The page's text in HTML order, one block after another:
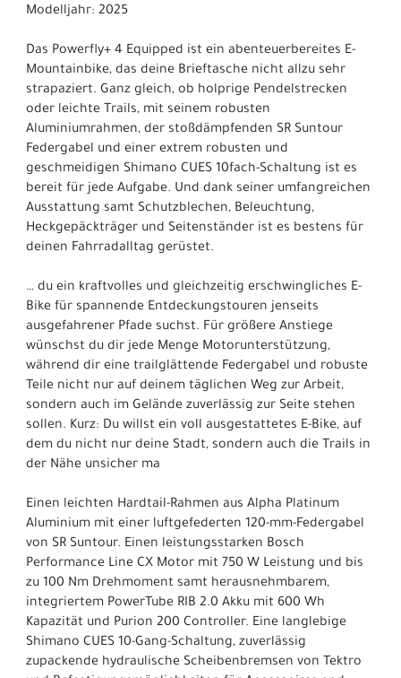
Modelljahr: 2025
Das Powerfly+ 4 Equipped ist ein abenteuerbereites E-
Mountainbike, das deine Brieftasche nicht allzu sehr
strapaziert. Ganz gleich, ob holprige Pendelstrecken
oder leichte Trails, mit seinem robusten
Aluminiumrahmen, der stoßdämpfenden SR Suntour
Federgabel und einer extrem robusten und
geschmeidigen Shimano CUES 10fach-Schaltung ist es
bereit für jede Aufgabe. Und dank seiner umfangreichen
Ausstattung samt Schutzblechen, Beleuchtung,
Heckgepäckträger und Seitenständer ist es bestens für
deinen Fahrradalltag gerüstet.
… du ein kraftvolles und gleichzeitig erschwingliches E-
Bike für spannende Entdeckungstouren jenseits
ausgefahrener Pfade suchst. Für größere Anstiege
wünschst du dir jede Menge Motorunterstützung,
während dir eine trailglättende Federgabel und robuste
Teile nicht nur auf deinem täglichen Weg zur Arbeit,
sondern auch im Gelände zuverlässig zur Seite stehen
sollen. Kurz: Du willst ein voll ausgestattetes E-Bike, auf
dem du nicht nur deine Stadt, sondern auch die Trails in
der Nähe unsicher ma
Einen leichten Hardtail-Rahmen aus Alpha Platinum
Aluminium mit einer luftgefederten 120-mm-Federgabel
von SR Suntour. Einen leistungsstarken Bosch
Performance Line CX Motor mit 750 W Leistung und bis
zu 100 Nm Drehmoment samt herausnehmbarem,
integriertem PowerTube RIB 2.0 Akku mit 600 Wh
Kapazität und Purion 200 Controller. Eine langlebige
Shimano CUES 10-Gang-Schaltung, zuverlässig
zupackende hydraulische Scheibenbremsen von Tektro